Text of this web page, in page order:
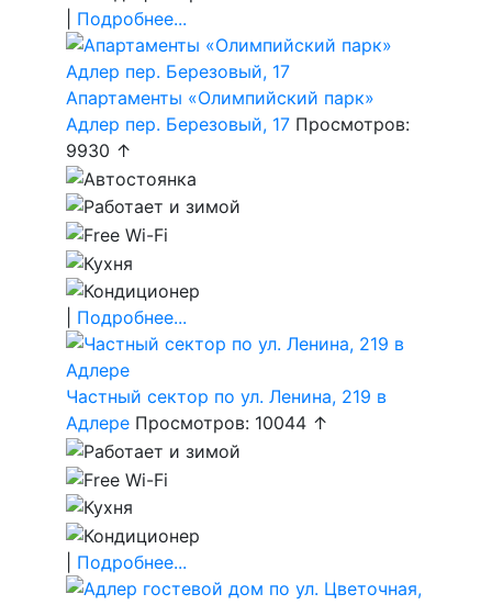
Подробнее...
Апартаменты «Олимпийский парк»
Адлер пер. Березовый, 17 Просмотров:
9930 ↑
Подробнее...
Частный сектор по ул. Ленина, 219 в
Адлере Просмотров: 10044 ↑
Подробнее...